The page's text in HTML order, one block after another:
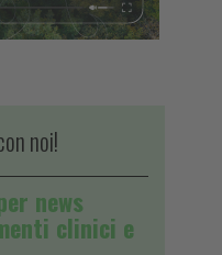
noi!
news
clinici e